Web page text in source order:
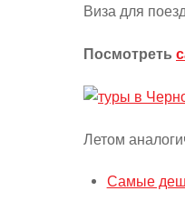
Виза для
Посмотреть
Летом
Самые